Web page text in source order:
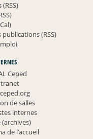
publications (RSS)
Ceped
de salles
internes
de l’accueil